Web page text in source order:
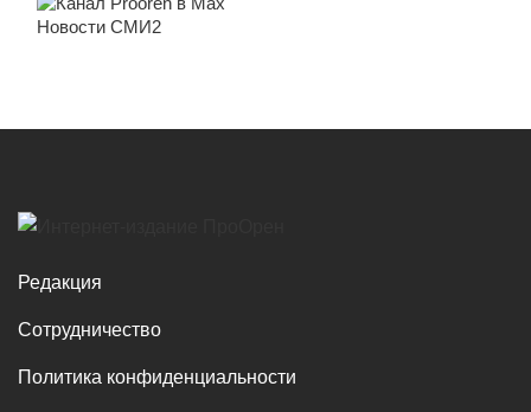
Новости СМИ2
Редакция
Сотрудничество
Политика конфиденциальности